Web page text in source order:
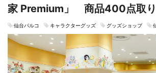
家 Premium」 商品400点取り
仙台パルコ キャラクターグッズ グッズショップ